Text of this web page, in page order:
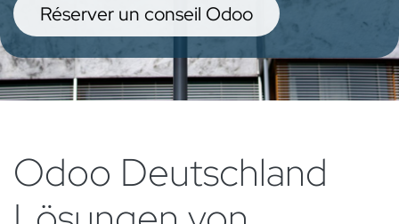
Réserver un conseil Odoo
Odoo Deutschland